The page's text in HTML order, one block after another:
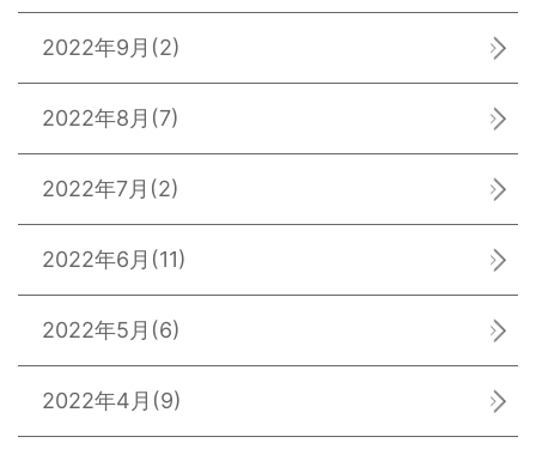
2022年9月 (2)
2022年8月 (7)
2022年7月 (2)
2022年6月 (11)
2022年5月 (6)
2022年4月 (9)